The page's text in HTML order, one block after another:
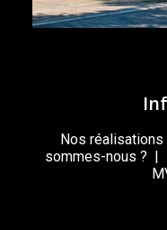
Nos réalisations
sommes-nous ? |